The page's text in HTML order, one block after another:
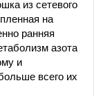
из сетевого
на
ранняя
азота
и
всего их